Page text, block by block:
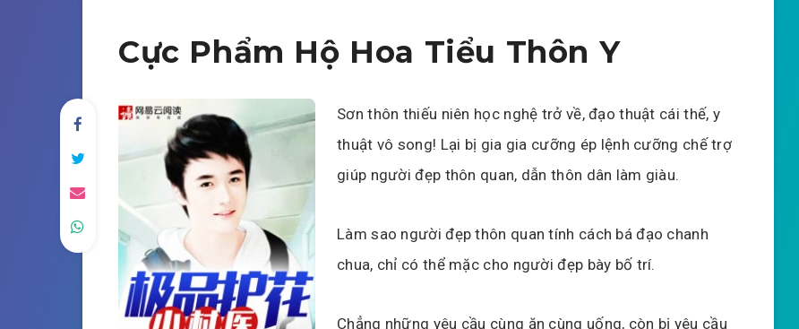
Cực Phẩm Hộ Hoa Tiểu Thôn Y
Sơn thôn thiếu niên học nghệ trở về, đạo thuật cái thế, y
thuật vô song! Lại bị gia gia cưỡng ép lệnh cưỡng chế trợ
giúp người đẹp thôn quan, dẫn thôn dân làm giàu.
Làm sao người đẹp thôn quan tính cách bá đạo chanh
chua, chỉ có thể mặc cho người đẹp bày bố trí.
Chẳng những yêu cầu cùng ăn cùng uống, còn bị yêu cầu